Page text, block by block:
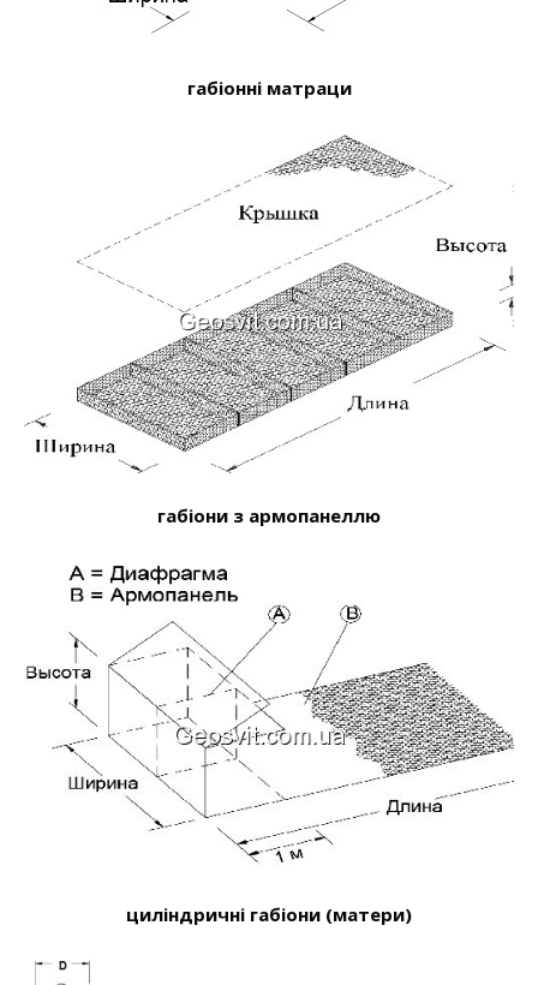
габіонні матраци
габіони з армопанеллю
циліндричні габіони (матери)